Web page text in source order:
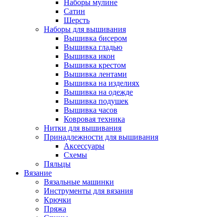
Наборы мулине
Сатин
Шерсть
Наборы для вышивания
Вышивка бисером
Вышивка гладью
Вышивка икон
Вышивка крестом
Вышивка лентами
Вышивка на изделиях
Вышивка на одежде
Вышивка подушек
Вышивка часов
Ковровая техника
Нитки для вышивания
Принадлежности для вышивания
Аксессуары
Схемы
Пяльцы
Вязание
Вязальные машинки
Инструменты для вязания
Крючки
Пряжа